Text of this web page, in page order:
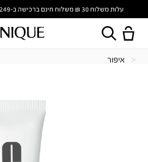
עלות משלוח 30 ₪ משלוח חינם ברכישה ב-249 ₪ ומעלה | עד 14 ימי עסקים
איפור